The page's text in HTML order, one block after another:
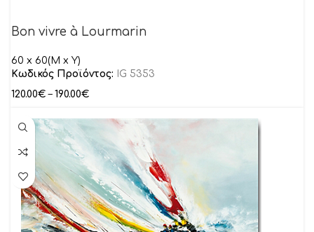
Bon vivre à Lourmarin
60 x 60(M x Y)
Κωδικός Προϊόντος:
IG 5353
120.00€ – 190.00€